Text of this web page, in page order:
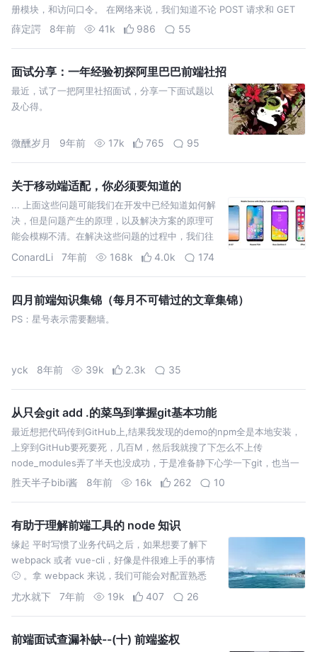
册模块，和访问口令。 在网络来说，我们知道不论 POST 请求和 GET
请求都会被抓包，在没有使用 HTTPS 的情况下，抓包我们是防不住的，
薛定諤 8年前 41k 986 55
面试分享：一年经验初探阿里巴巴前端社招
最近，试了一把阿里社招面试，分享一下面试题以
及心得。
微醺岁月 9年前 17k 765 95
关于移动端适配，你必须要知道的
... 上面这些问题可能我们在开发中已经知道如何解
决，但是问题产生的原理，以及解决方案的原理可
能会模糊不清。在解决这些问题的过程中，我们往
往会遇到非常多的概念：像素、分辨率、PPI、
ConardLi 7年前 168k 4.0k 174
四月前端知识集锦（每月不可错过的文章集锦）
PS：星号表示需要翻墙。
yck 8年前 39k 2.3k 35
从只会git add .的菜鸟到掌握git基本功能
最近想把代码传到GitHub上,结果我发现的demo的npm全是本地安装，
上穿到GitHub要死要死，几百M，然后我就搜了下怎么不上传
node_modules弄了半天也没成功，于是准备静下心学一下git，也当一
个笔记日后好翻阅. Git是一个开源的分布式版本控制系统，用于敏捷高…
胜天半子bibi酱 8年前 16k 262 10
有助于理解前端工具的 node 知识
缘起 平时写惯了业务代码之后，如果想要了解下
webpack 或者 vue-cli，好像是件很难上手的事情
🙁 。拿 webpack 来说，我们可能会对配置熟悉
点，但常常一段时间过后又忘了，感觉看起来不
尤水就下 7年前 19k 407 26
前端面试查漏补缺--(十) 前端鉴权